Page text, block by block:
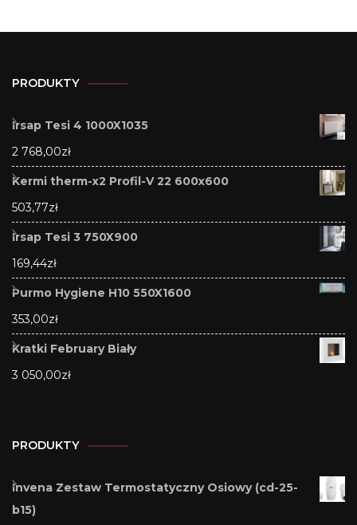
PRODUKTY
Irsap Tesi 4 1000X1035
2 768,00zł
Kermi therm-x2 Profil-V 22 600x600
503,77zł
Irsap Tesi 3 750X900
169,44zł
Purmo Hygiene H10 550X1600
353,00zł
Kratki February Biały
3 050,00zł
PRODUKTY
Invena Zestaw Termostatyczny Osiowy (cd-25-
b15)